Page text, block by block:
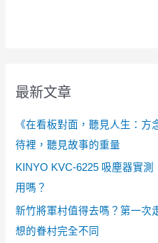
最新文章
《在看板對面，聽見人生：
待裡，聽見故事的重量
KINYO KVC-6225 吸塵器實
用嗎？
新竹將軍村值得去嗎？第一次
想的眷村完全不同